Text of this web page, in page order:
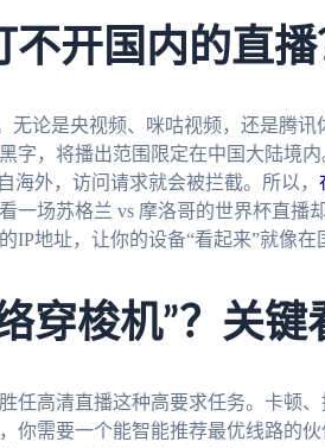
开国内的直播
论是央视频、咪咕视频，还是腾讯
字，将播出范围限定在中国大陆境
海外，访问请求就会被拦截。所以，
一场苏格兰 vs 摩洛哥的世界杯直播
IP地址，让你的设备“看起来”就像在
穿梭机”？关键
任高清直播这种高要求任务。卡顿
你需要一个能智能推荐最优线路的